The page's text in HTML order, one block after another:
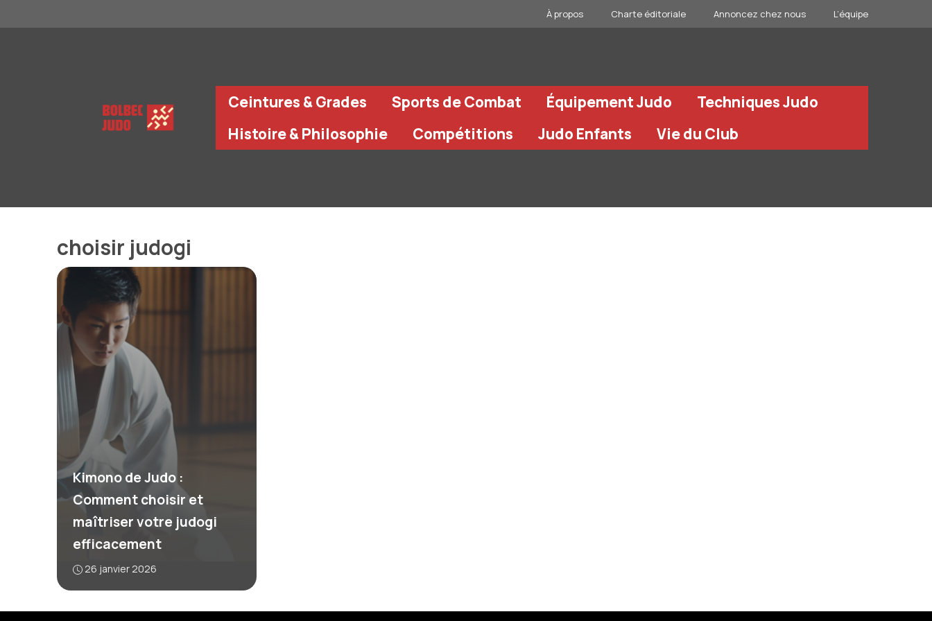
au
À propos Charte éditoriale Annoncez chez nous L’équipe
Ceintures & Grades Sports de Combat Équipement Judo
Techniques Judo
Histoire & Philosophie
Compétitions Judo Enfants Vie du Club
choisir judogi
Kimono de Judo :
Comment choisir et
maîtriser votre judogi
efficacement
26 janvier 2026